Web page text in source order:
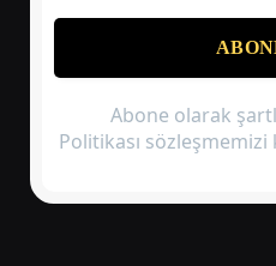
Abone olarak
Politikası